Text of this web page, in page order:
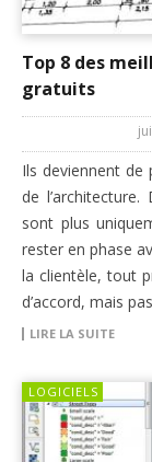
Top 8 des
gratuits
Ils deviennent de
de
sont plus
rester en phase
la clientèle, tout
d’accord, mais
LIRE LA SUITE
LOGICIELS